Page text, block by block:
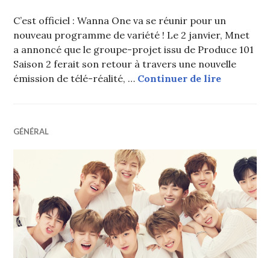
C’est officiel : Wanna One va se réunir pour un
nouveau programme de variété ! Le 2 janvier, Mnet
a annoncé que le groupe-projet issu de Produce 101
Saison 2 ferait son retour à travers une nouvelle
émission de télé-réalité, … Continuer de lireWanna
GÉNÉRAL